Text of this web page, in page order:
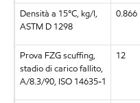
Densità a 15°C, kg/l,
ASTM D 1298
0.866
Prova FZG scuffing,
stadio di carico fallito,
A/8.3/90, ISO 14635-1
12